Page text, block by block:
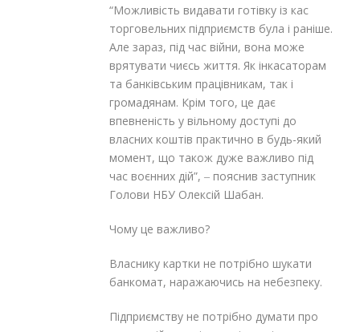
“Можливість видавати готівку із кас
торговельних підприємств була і раніше.
Але зараз, під час війни, вона може
врятувати чиєсь життя. Як інкасаторам
та банківським працівникам, так і
громадянам. Крім того, це дає
впевненість у вільному доступі до
власних коштів практично в будь-який
момент, що також дуже важливо під
час воєнних дій”, ‒ пояснив заступник
Голови НБУ Олексій Шабан.
Чому це важливо?
Власнику картки не потрібно шукати
банкомат, наражаючись на небезпеку.
Підприємству не потрібно думати про